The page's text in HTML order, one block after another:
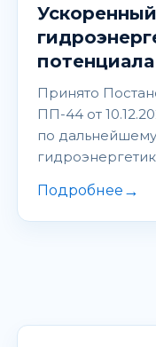
потенциала
Принято
ПП-44 от
по
Подробнее →